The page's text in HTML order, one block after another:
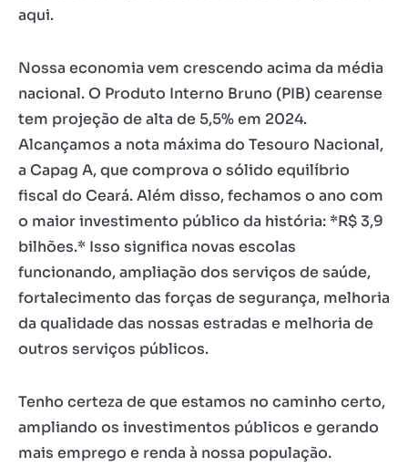
aqui.
Nossa economia vem crescendo acima da média
nacional. O Produto Interno Bruno (PIB) cearense
tem projeção de alta de 5,5% em 2024.
Alcançamos a nota máxima do Tesouro Nacional,
a Capag A, que comprova o sólido equilíbrio
fiscal do Ceará. Além disso, fechamos o ano com
o maior investimento público da história: *R$ 3,9
bilhões.* Isso significa novas escolas
funcionando, ampliação dos serviços de saúde,
fortalecimento das forças de segurança, melhoria
da qualidade das nossas estradas e melhoria de
outros serviços públicos.
Tenho certeza de que estamos no caminho certo,
ampliando os investimentos públicos e gerando
mais emprego e renda à nossa população.